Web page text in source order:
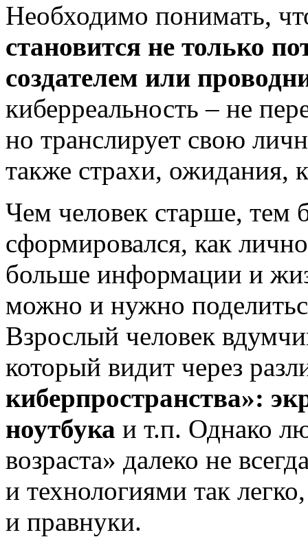
Необходимо понимать,
становится не только
создателем или
киберреальность – не
но транслирует свою
также страхи, ожидания,
Чем человек старше, тем
сформировался, как
больше информации и
можно и нужно
Взрослый человек
который видит через
киберпространства»:
ноутбука и т.п. Однако
возраста» далеко не
и технологиями так
и правнуки.